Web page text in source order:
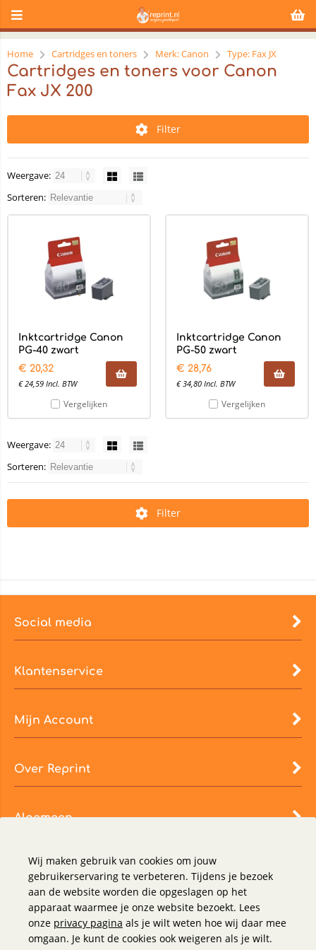
Home Cartridges en toners Merk: Canon Type: Fax JX
Cartridges en toners voor Canon
Fax JX 200
Filter
Weergave:
Sorteren:
Inktcartridge Canon
PG-40 zwart
€ 20,32
€24,59 Incl. BTW
Vergelijken
Inktcartridge Canon
PG-50 zwart
€ 28,76
€34,80 Incl. BTW
Vergelijken
Weergave:
Sorteren:
Filter
Social media
Klantenservice
Mijn Account
Over Reprint
Algemeen
Wij maken gebruik van cookies om jouw
gebruikerservaring te verbeteren. Tijdens je bezoek
aan de website worden die opgeslagen op het
apparaat waarmee je onze website bezoekt. Lees
onze privacy pagina als je wilt weten hoe wij daar mee
omgaan. Je kunt de cookies ook weigeren als je wilt.